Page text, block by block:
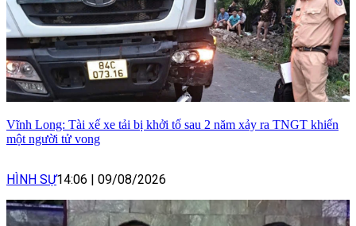
Vĩnh Long: Tài xế xe tải bị khởi tố sau 2 năm xảy ra TNGT khiến
một người tử vong
HÌNH SỰ14:06 09/08/2026